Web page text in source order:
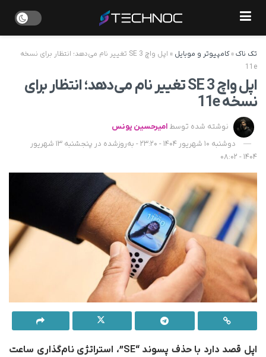
تک ناک»کامپیوتر و موبایل »
اپل واچ SE 3 تغییر نام می‌دهد؛ انتظار برای نسخه
11e
اپل واچ SE 3 تغییر نام می‌دهد؛ انتظار برای
نسخه 11e
نوشته شده توسط امیرحسین یونس
دوشنبه 10 شهریور 1404 - 23:20 - به‌روزشده در پنجشنبه 13 شهریور
1404 - 08:02
اپل قصد دارد با حذف پسوند “SE”
، استراتژی نام‌گذاری ساعت